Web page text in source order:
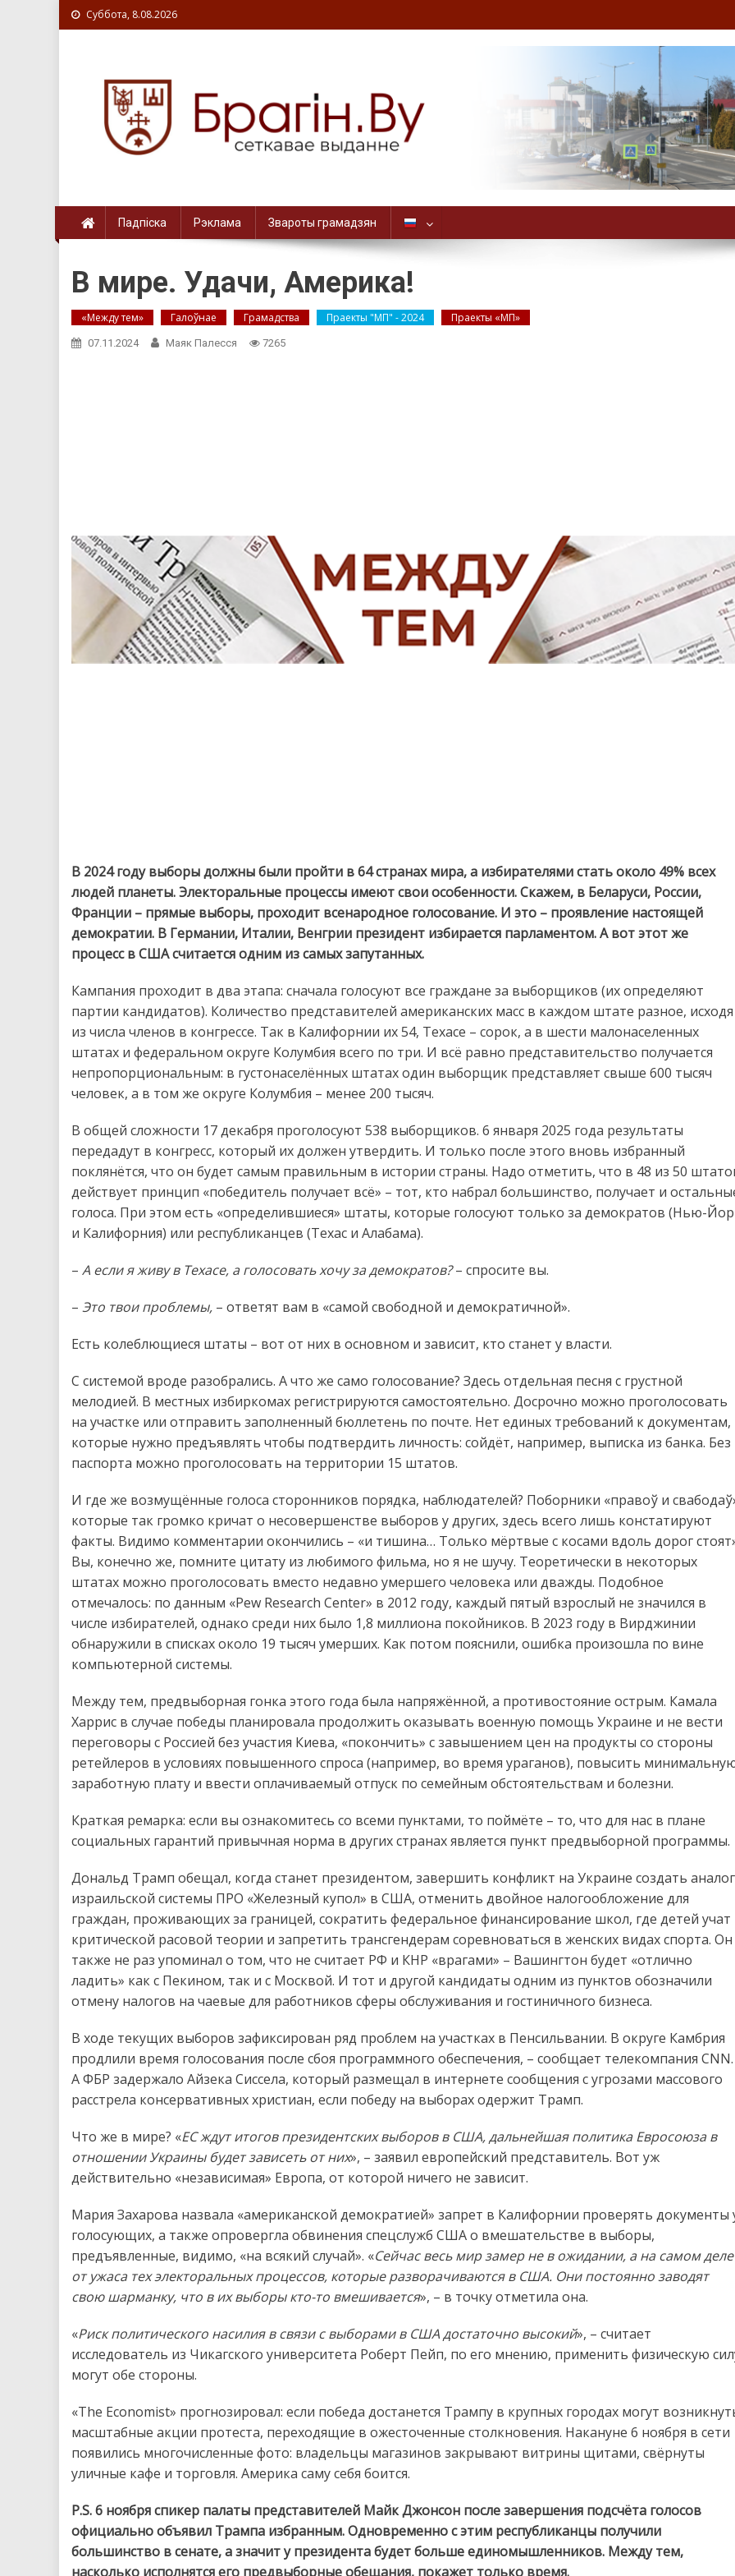
Суббота, 8.08.2026
Падпіска Рэклама Звароты грамадзян
В мире. Удачи, Америка!
«Между тем» Галоўнае Грамадства Праекты "МП" - 2024 Праекты «МП»
07.11.2024 Маяк Палесся 7265
В 2024 году выборы должны были пройти в 64 странах мира, а избирателями стать около 49% всех
людей планеты. Электоральные процессы имеют свои особенности. Скажем, в Беларуси, России,
Франции – прямые выборы, проходит всенародное голосование. И это – проявление настоящей
демократии. В Германии, Италии, Венгрии президент избирается парламентом. А вот этот же
процесс в США считается одним из самых запутанных.
Кампания проходит в два этапа: сначала голосуют все граждане за выборщиков (их определяют
партии кандидатов). Количество представителей американских масс в каждом штате разное, исходя
из числа членов в конгрессе. Так в Калифорнии их 54, Техасе – сорок, а в шести малонаселенных
штатах и федеральном округе Колумбия всего по три. И всё равно представительство получается
непропорциональным: в густонаселённых штатах один выборщик представляет свыше 600 тысяч
человек, а в том же округе Колумбия – менее 200 тысяч.
В общей сложности 17 декабря проголосуют 538 выборщиков. 6 января 2025 года результаты
передадут в конгресс, который их должен утвердить. И только после этого вновь избранный
поклянётся, что он будет самым правильным в истории страны. Надо отметить, что в 48 из 50
действует принцип «победитель получает всё» – тот, кто набрал большинство, получает и
голоса. При этом есть «определившиеся» штаты, которые голосуют только за демократов (Нью-
и Калифорния) или республиканцев (Техас и Алабама).
– А если я живу в Техасе, а голосовать хочу за демократов?– спросите вы.
– Это твои проблемы, – ответят вам в «самой свободной и демократичной».
Есть колеблющиеся штаты – вот от них в основном и зависит, кто станет у власти.
С системой вроде разобрались. А что же само голосование? Здесь отдельная песня с грустной
мелодией. В местных избиркомах регистрируются самостоятельно. Досрочно можно проголосовать
на участке или отправить заполненный бюллетень по почте. Нет единых требований к документам,
которые нужно предъявлять чтобы подтвердить личность: сойдёт, например, выписка из банка. Без
паспорта можно проголосовать на территории 15 штатов.
И где же возмущённые голоса сторонников порядка, наблюдателей? Поборники «правоў и
которые так громко кричат о несовершенстве выборов у других, здесь всего лишь констатируют
факты. Видимо комментарии окончились – «и тишина… Только мёртвые с косами вдоль дорог
Вы, конечно же, помните цитату из любимого фильма, но я не шучу. Теоретически в некоторых
штатах можно проголосовать вместо недавно умершего человека или дважды. Подобное
отмечалось: по данным «Pew Research Center» в 2012 году, каждый пятый взрослый не значился в
числе избирателей, однако среди них было 1,8 миллиона покойников. В 2023 году в Вирджинии
обнаружили в списках около 19 тысяч умерших. Как потом пояснили, ошибка произошла по вине
компьютерной системы.
Между тем, предвыборная гонка этого года была напряжённой, а противостояние острым. Камала
Харрис в случае победы планировала продолжить оказывать военную помощь Украине и не вести
переговоры с Россией без участия Киева, «покончить» с завышением цен на продукты со стороны
ретейлеров в условиях повышенного спроса (например, во время ураганов), повысить
заработную плату и ввести оплачиваемый отпуск по семейным обстоятельствам и болезни.
Краткая ремарка: если вы ознакомитесь со всеми пунктами, то поймёте – то, что для нас в плане
социальных гарантий привычная норма в других странах является пункт предвыборной программы.
Дональд Трамп обещал, когда станет президентом, завершить конфликт на Украине создать аналог
израильской системы ПРО «Железный купол» в США, отменить двойное налогообложение для
граждан, проживающих за границей, сократить федеральное финансирование школ, где детей учат
критической расовой теории и запретить трансгендерам соревноваться в женских видах спорта. Он
также не раз упоминал о том, что не считает РФ и КНР «врагами» – Вашингтон будет «отлично
ладить» как с Пекином, так и с Москвой. И тот и другой кандидаты одним из пунктов обозначили
отмену налогов на чаевые для работников сферы обслуживания и гостиничного бизнеса.
В ходе текущих выборов зафиксирован ряд проблем на участках в Пенсильвании. В округе Камбрия
продлили время голосования после сбоя программного обеспечения, – сообщает телекомпания CNN.
А ФБР задержало Айзека Сиссела, который размещал в интернете сообщения с угрозами массового
расстрела консервативных христиан, если победу на выборах одержит Трамп.
Что же в мире? «ЕС ждут итогов президентских выборов в США, дальнейшая политика Евросоюза в
отношении Украины будет зависеть от них», – заявил европейский представитель. Вот уж
действительно «независимая» Европа, от которой ничего не зависит.
Мария Захарова назвала «американской демократией» запрет в Калифорнии проверять документы
голосующих, а также опровергла обвинения спецслужб США о вмешательстве в выборы,
предъявленные, видимо, «на всякий случай». «Сейчас весь мир замер не в ожидании, а на самом деле
от ужаса тех электоральных процессов, которые разворачиваются в США. Они постоянно заводят
свою шарманку, что в их выборы кто-то вмешивается», – в точку отметила она.
«Риск политического насилия в связи с выборами в США достаточно высокий», – считает
исследователь из Чикагского университета Роберт Пейп, по его мнению, применить физическую
могут обе стороны.
«The Economist» прогнозировал: если победа достанется Трампу в крупных городах могут
масштабные акции протеста, переходящие в ожесточенные столкновения. Накануне 6 ноября в сети
появились многочисленные фото: владельцы магазинов закрывают витрины щитами, свёрнуты
уличные кафе и торговля. Америка саму себя боится.
P.S. 6 ноября спикер палаты представителей Майк Джонсон после завершения подсчёта голосов
официально объявил Трампа избранным. Одновременно с этим республиканцы получили
большинство в сенате, а значит у президента будет больше единомышленников. Между тем,
насколько исполнятся его предвыборные обещания, покажет только время.